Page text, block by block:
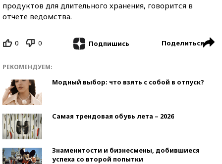
продуктов для длительного хранения, говорится в
отчете ведомства.
0 0 Подпишись Поделиться
РЕКОМЕНДУЕМ:
Модный выбор: что взять с собой в отпуск?
Самая трендовая обувь лета – 2026
Знаменитости и бизнесмены, добившиеся
успеха со второй попытки